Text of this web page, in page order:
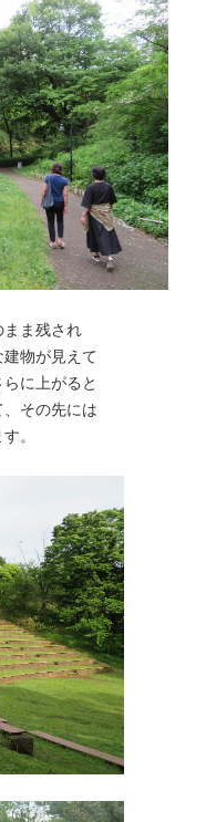
まま残され
物が見えて
に上がると
その先には
。